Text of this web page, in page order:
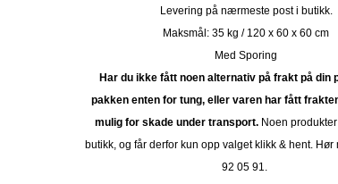
Levering på nærmeste post i butikk.
Maksmål: 35 kg / 120 x 60 x 60 cm
Med Sporing
Har du ikke fått noen alternativ på frakt på din
pakken enten for tung, eller varen har fått
mulig for skade under transport.Noen
butikk, og får derfor kun opp valget klikk & hent. Hør
92 05 91.